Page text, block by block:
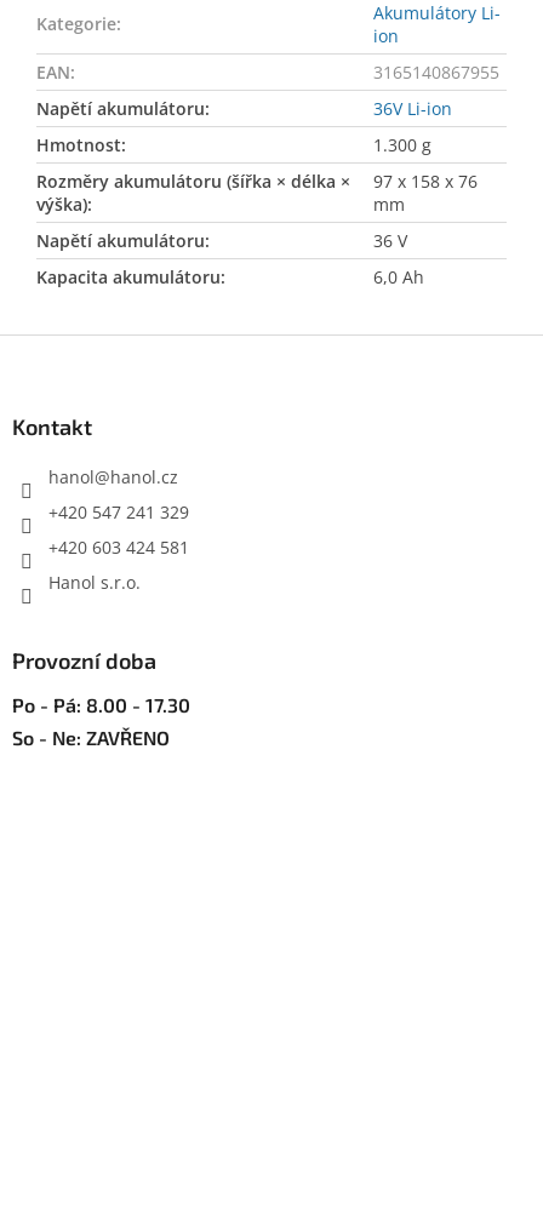
Kategorie:
Akumulátory Li-
ion
EAN:
3165140867955
Napětí akumulátoru:
36V Li-ion
Hmotnost:
1.300 g
Rozměry akumulátoru (šířka × délka ×
výška):
97 x 158 x 76
mm
Napětí akumulátoru:
36 V
Kapacita akumulátoru: 6,0 Ah
Kontakt
hanol@hanol.cz
+420 547 241 329
+420 603 424 581
Hanol s.r.o.
Provozní doba
Po - Pá: 8.00 - 17.30
So - Ne: ZAVŘENO